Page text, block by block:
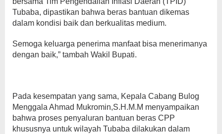
Tubaba, dipastikan bahwa beras bantuan dikemas
dalam kondisi baik dan berkualitas medium.
Semoga keluarga penerima manfaat bisa menerimanya
dengan baik,” tambah Wakil Bupati.
Pada kesempatan yang sama, Kepala Cabang Bulog
Menggala Ahmad Mukromin,S.H.M.M menyampaikan
bahwa proses penyaluran bantuan beras CPP
khususnya untuk wilayah Tubaba dilakukan dalam